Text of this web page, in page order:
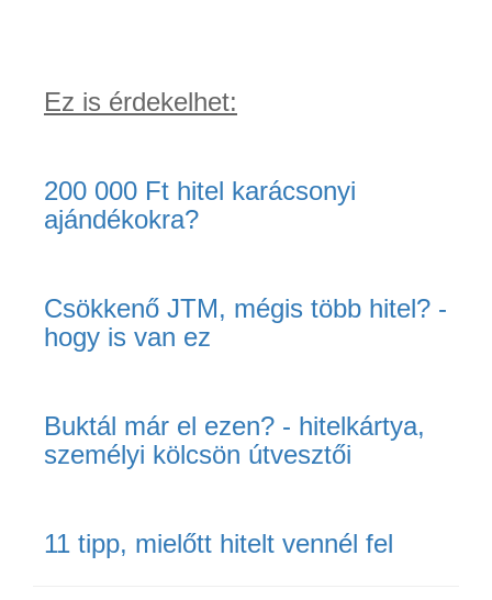
Ez is érdekelhet:
200 000 Ft hitel karácsonyi
ajándékokra?
Csökkenő JTM, mégis több hitel? -
hogy is van ez
Buktál már el ezen? - hitelkártya,
személyi kölcsön útvesztői
11 tipp, mielőtt hitelt vennél fel